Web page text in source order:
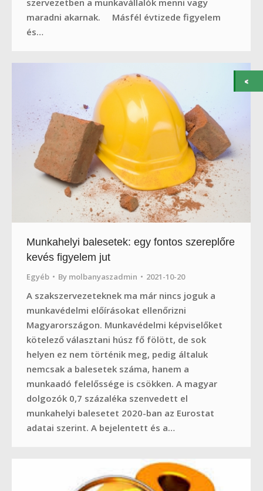
szervezetben a munkavállalók menni vagy
maradni akarnak. Másfél évtizede figyelem
és…
Munkahelyi balesetek: egy fontos szereplőre
kevés figyelem jut
Egyéb By molbanyaszadmin 2021-10-20
A szakszervezeteknek ma már nincs joguk a
munkavédelmi előírásokat ellenőrizni
Magyarországon. Munkavédelmi képviselőket
kötelező választani húsz fő fölött, de sok
helyen ez nem történik meg, pedig általuk
nemcsak a balesetek száma, hanem a
munkaadó felelőssége is csökken. A magyar
dolgozók 0,7 százaléka szenvedett el
munkahelyi balesetet 2020-ban az Eurostat
adatai szerint. A bejelentett és a…